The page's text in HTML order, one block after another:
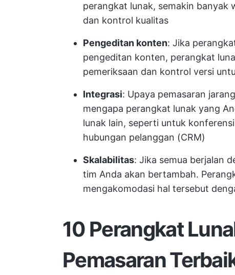
perangkat lunak, semakin banyak
dan kontrol kualitas
Pengeditan konten: Jika
pengeditan konten, perangkat
pemeriksaan dan kontrol versi
Integrasi: Upaya pemasaran
mengapa perangkat lunak yang
lunak lain, seperti untuk
hubungan pelanggan (CRM)
Skalabilitas: Jika semua berjalan
tim Anda akan bertambah.
mengakomodasi hal tersebut
10 Perangkat
Pemasaran